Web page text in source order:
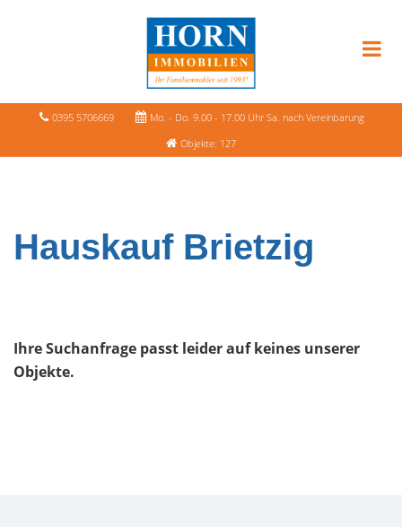
0395 5706669
Mo. - Do. 9.00 - 17.00 Uhr Sa. nach Vereinbarung
Objekte: 127
Hauskauf Brietzig
Ihre Suchanfrage passt leider auf keines unserer
Objekte.